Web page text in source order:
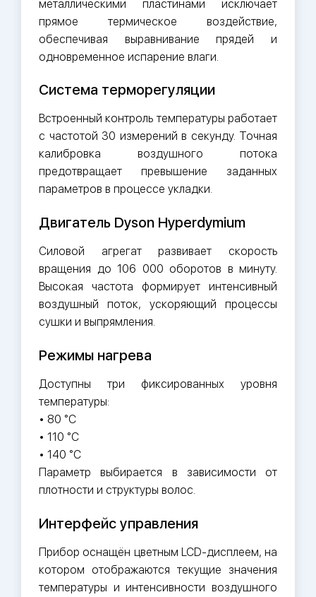
металлическими пластинами исключает
прямое термическое воздействие,
обеспечивая выравнивание прядей и
одновременное испарение влаги.
Система терморегуляции
Встроенный контроль температуры работает
с частотой 30 измерений в секунду. Точная
калибровка воздушного потока
предотвращает превышение заданных
параметров в процессе укладки.
Двигатель Dyson Hyperdymium
Силовой агрегат развивает скорость
вращения до 106 000 оборотов в минуту.
Высокая частота формирует интенсивный
воздушный поток, ускоряющий процессы
сушки и выпрямления.
Режимы нагрева
Доступны три фиксированных уровня
температуры:
• 80 °C
• 110 °C
• 140 °C
Параметр выбирается в зависимости от
плотности и структуры волос.
Интерфейс управления
Прибор оснащён цветным LCD-дисплеем, на
котором отображаются текущие значения
температуры и интенсивности воздушного